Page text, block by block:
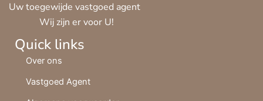
Uw toegewijde vastgoed agent
Wij zijn er voor U!
Quick links
Over ons
Vastgoed Agent